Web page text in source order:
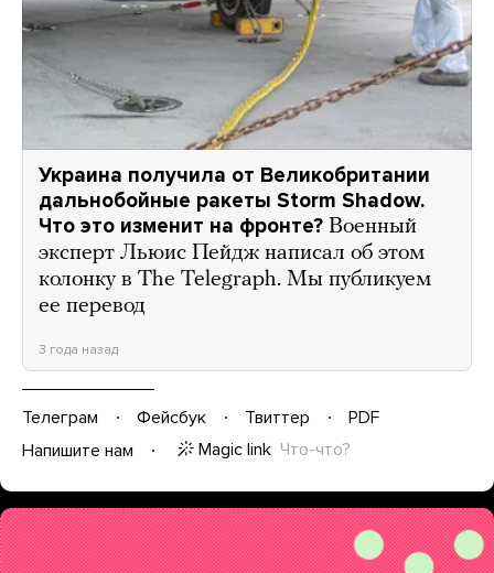
Украина получила от Великобритании
дальнобойные ракеты Storm Shadow.
Что это изменит на фронте? Военный
эксперт Льюис Пейдж написал об этом
колонку в The Telegraph. Мы публикуем
ее перевод
3 года назад
Телеграм Фейсбук Твиттер
PDF
Напишите нам
Magic link Что-что?